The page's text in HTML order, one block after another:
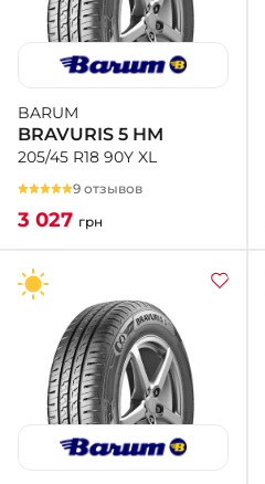
BARUM
BRAVURIS 5 HM
205/45 R18 90Y XL
9 отзывов
3 027 грн